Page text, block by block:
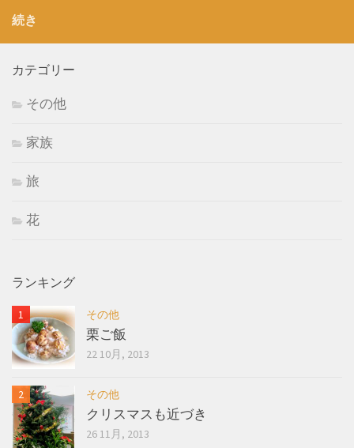
続き
カテゴリー
その他
家族
旅
花
ランキング
その他
栗ご飯
22 10月, 2013
その他
クリスマスも近づき
26 11月, 2013